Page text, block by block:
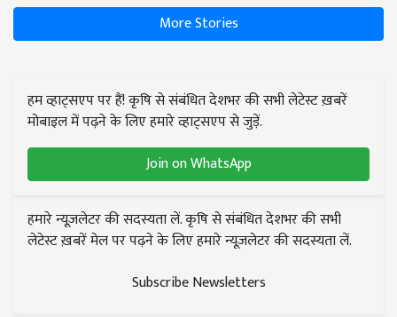
More Stories
हम व्हाट्सएप पर हैं! कृषि से संबंधित देशभर की सभी लेटेस्ट ख़बरें
मोबाइल में पढ़ने के लिए हमारे व्हाट्सएप से जुड़ें.
Join on WhatsApp
हमारे न्यूज़लेटर की सदस्यता लें. कृषि से संबंधित देशभर की सभी
लेटेस्ट ख़बरें मेल पर पढ़ने के लिए हमारे न्यूज़लेटर की सदस्यता लें.
Subscribe Newsletters